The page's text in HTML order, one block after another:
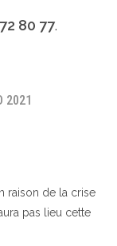
80 77.
2021
raison de la crise
pas lieu cette